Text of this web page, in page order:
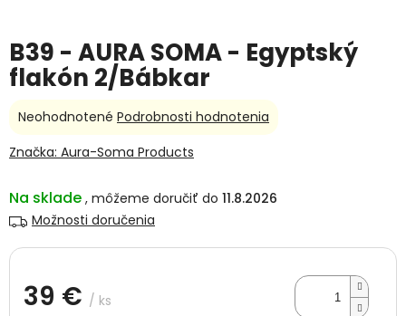
B39 - AURA SOMA - Egyptský
flakón 2/Bábkar
Na sklade
11.8.2026
Možnosti doručenia
39 € / ks
Priemerné
produktu
z
5
Neohodnotené Podrobnosti hodnotenia
Značka: Aura-Soma Products